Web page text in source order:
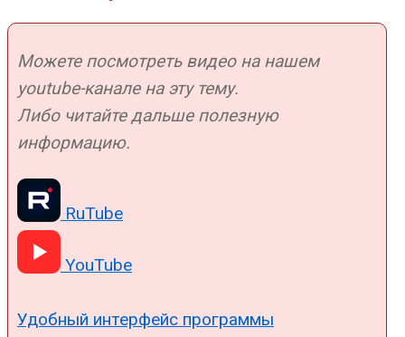
Можете посмотреть видео на нашем
youtube-канале на эту тему.
Либо читайте дальше полезную
информацию.
RuTube
YouTube
Удобный интерфейс программы